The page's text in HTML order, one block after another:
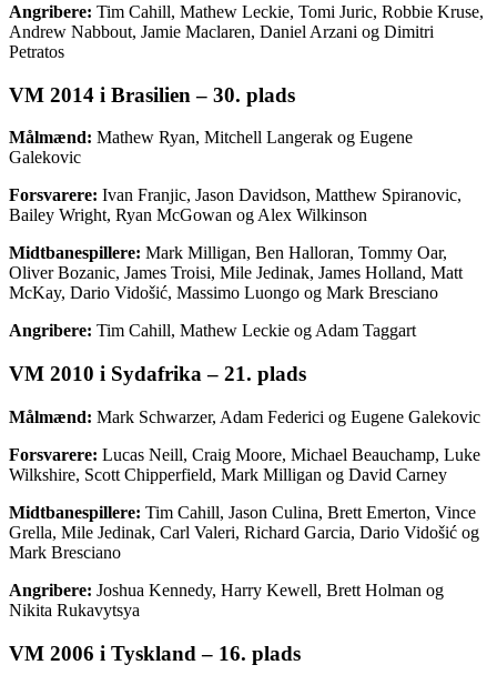
Angribere: Tim Cahill, Mathew Leckie, Tomi Juric, Robbie Kruse,
Andrew Nabbout, Jamie Maclaren, Daniel Arzani og Dimitri
Petratos
VM 2014 i Brasilien – 30. plads
Målmænd: Mathew Ryan, Mitchell Langerak og Eugene
Galekovic
Forsvarere: Ivan Franjic, Jason Davidson, Matthew Spiranovic,
Bailey Wright, Ryan McGowan og Alex Wilkinson
Midtbanespillere: Mark Milligan, Ben Halloran, Tommy Oar,
Oliver Bozanic, James Troisi, Mile Jedinak, James Holland, Matt
McKay, Dario Vidošić, Massimo Luongo og Mark Bresciano
Angribere: Tim Cahill, Mathew Leckie og Adam Taggart
VM 2010 i Sydafrika – 21. plads
Målmænd: Mark Schwarzer, Adam Federici og Eugene Galekovic
Forsvarere: Lucas Neill, Craig Moore, Michael Beauchamp, Luke
Wilkshire, Scott Chipperfield, Mark Milligan og David Carney
Midtbanespillere: Tim Cahill, Jason Culina, Brett Emerton, Vince
Grella, Mile Jedinak, Carl Valeri, Richard Garcia, Dario Vidošić og
Mark Bresciano
Angribere: Joshua Kennedy, Harry Kewell, Brett Holman og
Nikita Rukavytsya
VM 2006 i Tyskland – 16. plads